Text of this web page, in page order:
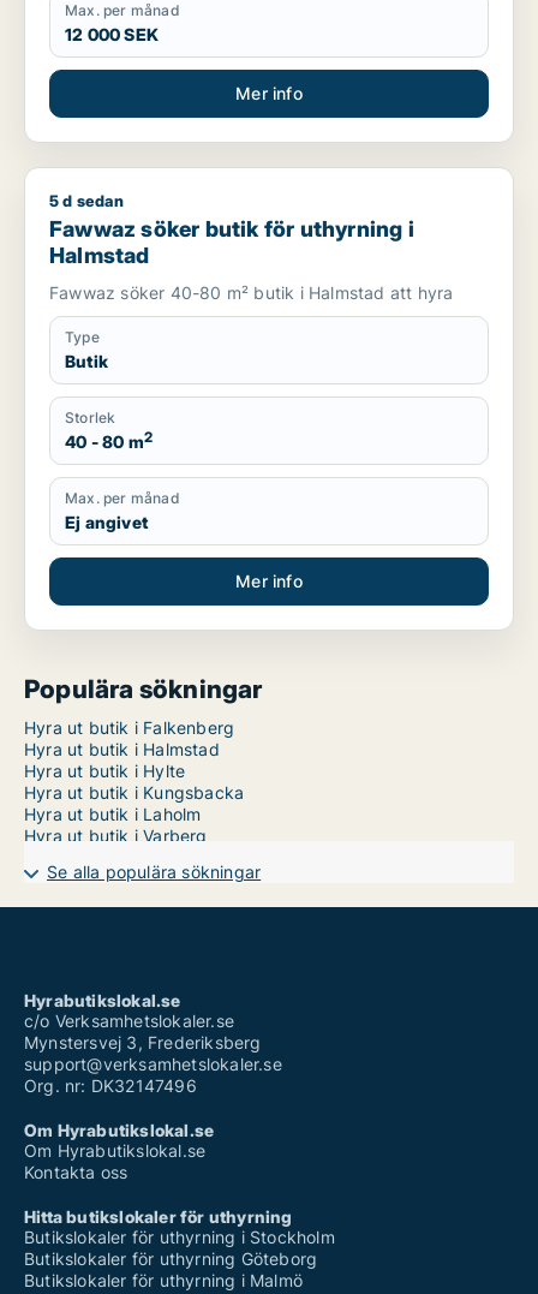
Max. per månad
12 000 SEK
Mer info
Fawwaz söker butik för uthyrning i Halmstad
5 d sedan
Fawwaz söker butik för uthyrning i
Halmstad
Fawwaz söker 40-80 m² butik i Halmstad att hyra
Type
Butik
Storlek
40 - 80 m2
Max. per månad
Ej angivet
Mer info
Populära sökningar
Hyra ut butik i Falkenberg
Hyra ut butik i Halmstad
Hyra ut butik i Hylte
Hyra ut butik i Kungsbacka
Hyra ut butik i Laholm
Hyra ut butik i Varberg
Se alla populära sökningar
Hyrabutikslokal.se
c/o Verksamhetslokaler.se
Mynstersvej 3, Frederiksberg
support@verksamhetslokaler.se
Org. nr: DK32147496
Om Hyrabutikslokal.se
Om Hyrabutikslokal.se
Kontakta oss
Hitta butikslokaler för uthyrning
Butikslokaler för uthyrning i Stockholm
Butikslokaler för uthyrning Göteborg
Butikslokaler för uthyrning i Malmö